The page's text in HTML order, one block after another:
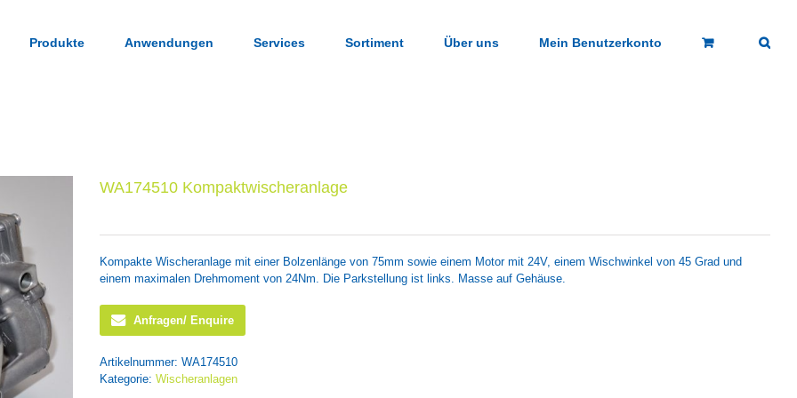
Produkte Anwendungen Services Sortiment Über uns Mein Benutzerkonto
WA174510 Kompaktwischeranlage
Kompakte Wischeranlage mit einer Bolzenlänge von 75mm sowie einem Motor mit 24V, einem Wischwinkel von 45 Grad und
einem maximalen Drehmoment von 24Nm. Die Parkstellung ist links. Masse auf Gehäuse.
Anfragen/ Enquire
Artikelnummer: WA174510
Kategorie: Wischeranlagen